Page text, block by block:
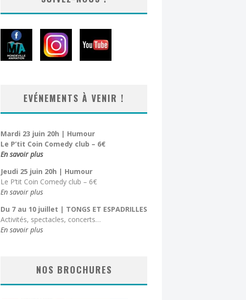
EVÉNEMENTS À VENIR !
Mardi 23 juin 20h | Humour
Le P’tit Coin Comedy club – 6€
En savoir plus
Jeudi 25 juin 20h | Humour
Le P’tit Coin Comedy club – 6€
En savoir plus
Du 7 au 10 juillet | TONGS ET ESPADRILLES
Activités, spectacles, concerts…
En savoir plus
NOS BROCHURES